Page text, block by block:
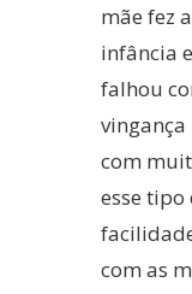
mãe fez
infância
falhou
vingança
com
esse
com as